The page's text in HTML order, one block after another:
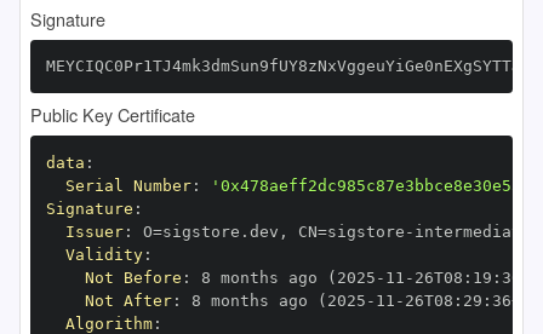
Signature
Public Key Certificate
data :
Serial Number:
Signature :
Issuer: O=sigstore.dev , CN=sigstore -
Validity:
Not Before : 8 months ago (2025 - 11 - 26T08 : 19 :
Not After: 8 months ago (2025 - 11 - 26T08 : 29 : 36+00
Algorithm: